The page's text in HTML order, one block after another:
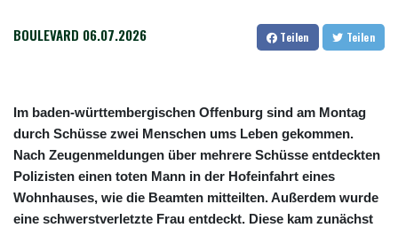
BOULEVARD 06.07.2026 Teilen Teilen
Im baden-württembergischen Offenburg sind am Montag
durch Schüsse zwei Menschen ums Leben gekommen.
Nach Zeugenmeldungen über mehrere Schüsse entdeckten
Polizisten einen toten Mann in der Hofeinfahrt eines
Wohnhauses, wie die Beamten mitteilten. Außerdem wurde
eine schwerstverletzte Frau entdeckt. Diese kam zunächst